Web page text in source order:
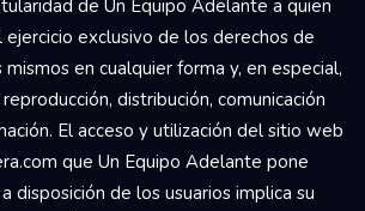
de Un Equipo Adelante a quien
exclusivo de los derechos de
en cualquier forma y, en especial,
distribución, comunicación
El acceso y utilización del sitio web
que Un Equipo Adelante pone
disposición de los usuarios implica su